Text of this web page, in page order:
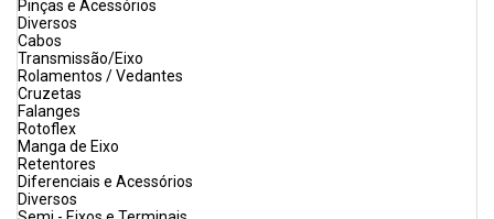
Pinças e Acessórios
Diversos
Cabos
Transmissão/Eixo
Rolamentos / Vedantes
Cruzetas
Falanges
Rotoflex
Manga de Eixo
Retentores
Diferenciais e Acessórios
Diversos